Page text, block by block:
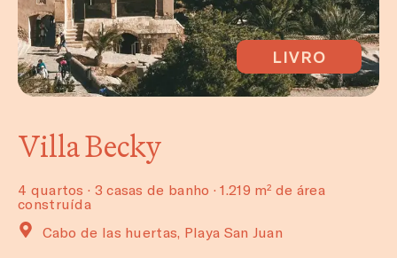
LIVRO
Villa Becky
4 quartos · 3 casas de banho · 1.219 m² de área
construída
Cabo de las huertas, Playa San Juan